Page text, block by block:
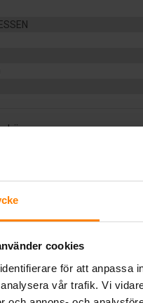
cookies
för att anpassa
vår trafik. Vi